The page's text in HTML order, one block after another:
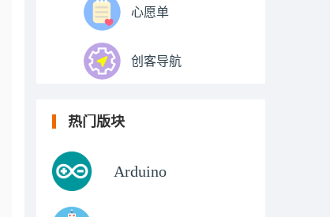
心愿单
创客导航
热门版块
Arduino